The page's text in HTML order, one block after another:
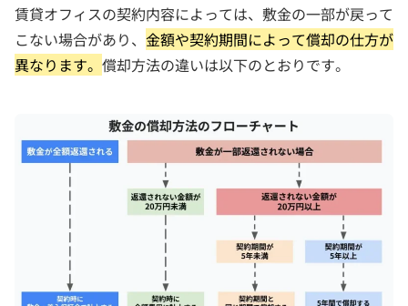
賃貸オフィスの契約内容によっては、敷金の一部が戻って
こない場合があり、 金額や契約期間によって償却の仕方が
異なります。 償却方法の違いは以下のとおりです。